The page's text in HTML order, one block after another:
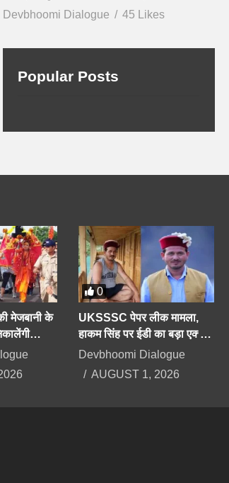
Devbhoomi Dialogue
45 Likes
Popular Posts
मेजबानी के
आर्या
0
UKSSSC पेपर लीक मामला,
हाकम सिंह पर ईडी का बड़ा एक्शन,
63 लाख रुपए की प्रॉपर्टी अटैच
Devbhoomi Dialogue
AUGUST 1, 2026